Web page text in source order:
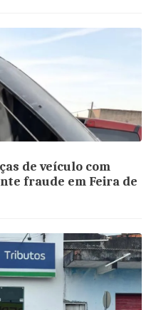
de veículo com
fraude em Feira de